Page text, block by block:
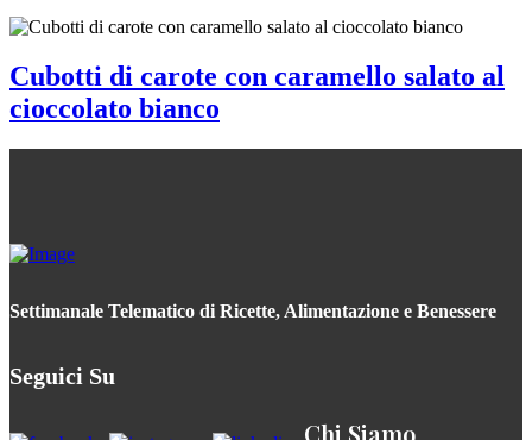
Cubotti di carote con caramello salato al
cioccolato bianco
Settimanale Telematico di Ricette, Alimentazione e Benessere
Seguici Su
Chi Siamo